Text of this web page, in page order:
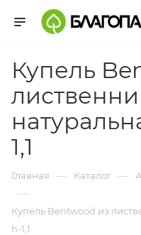
Купель
1,1
Главная — Каталог —
—
Купель Bentwood из
h-1,1